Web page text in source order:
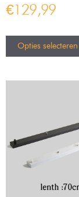
€129,99
Opties selecteren